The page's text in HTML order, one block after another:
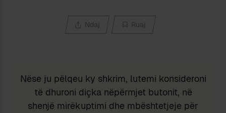
Ndaj Ruaj
Nëse ju pëlqeu ky shkrim, lutemi konsideroni
të dhuroni diçka nëpërmjet butonit, në
shenjë mirëkuptimi dhe mbështetjeje për